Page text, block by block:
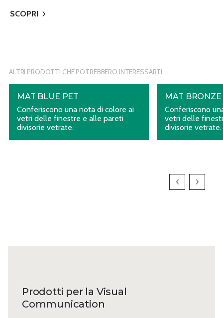
SCOPRI
ALTRI PRODOTTI CHE POTREBBERO INTERESSARTI
MAT BLUE PET
Conferiscono una nota di colore ai
vetri delle finestre e alle pareti
divisorie vetrate.
MAT BRONZE
Conferiscono
vetri delle
divisorie vetrate.
Prodotti per la Visual
Communication